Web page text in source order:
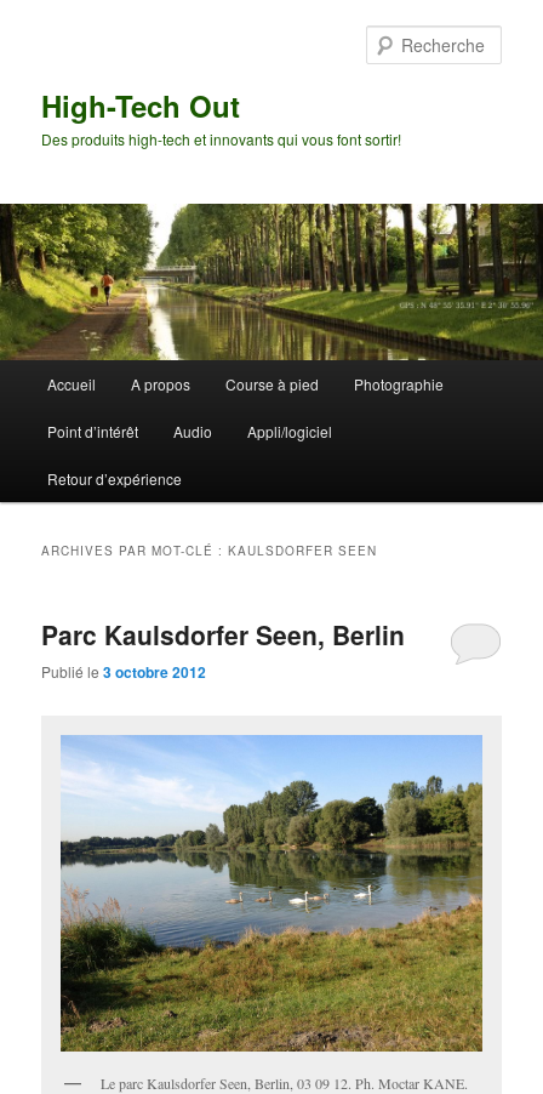
High-Tech Out
Des produits high-tech et innovants qui vous font sortir!
principal
Accueil A propos Course à pied Photographie
Point d’intérêt Audio Appli/logiciel
Retour d’expérience
ARCHIVES PAR MOT-CLÉ :KAULSDORFER SEEN
Parc Kaulsdorfer Seen, Berlin
Publié le3 octobre 2012
Le parc Kaulsdorfer Seen, Berlin, 03 09 12. Ph. Moctar KANE.